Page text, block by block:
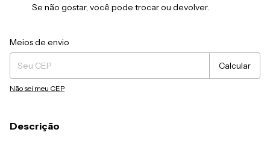
Se não gostar, você pode trocar ou devolver.
Entregas para o CEP:
Meios de envio
Calcular
Não sei meu CEP
Descrição